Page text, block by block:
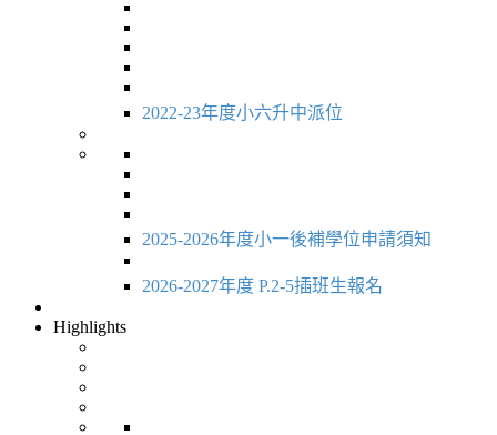
2022-23年度小六升中派位
2025-2026年度小一後補學位申請須知
2026-2027年度 P.2-5插班生報名
Highlights